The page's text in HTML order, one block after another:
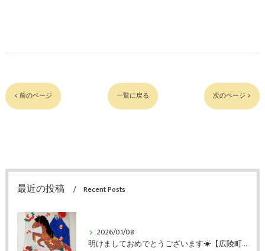
< 前のページ 一覧に戻る 次のページ >
最近の投稿 Recent Posts
2026/01/08
明けましておめでとうございます☀【広陵町のデイサービス・リハビリ処FreeStyle】